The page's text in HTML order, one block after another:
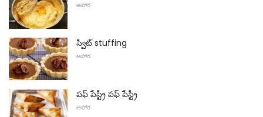
ఆహార
స్వీట్ stuffing
ఆహార
పఫ్ పేస్ట్రీ పఫ్ పేస్ట్రీ
ఆహార